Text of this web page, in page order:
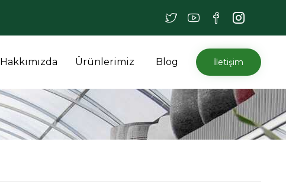
İçeriğe
atla
Hakkımızda Ürünlerimiz Blog İletişim